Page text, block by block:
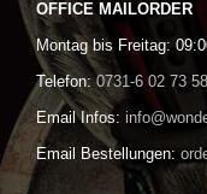
OFFICE MAILORDER
Montag bis Freitag:
Telefon: 0731-6 02 73 58
Email Infos:
Email Bestellungen: